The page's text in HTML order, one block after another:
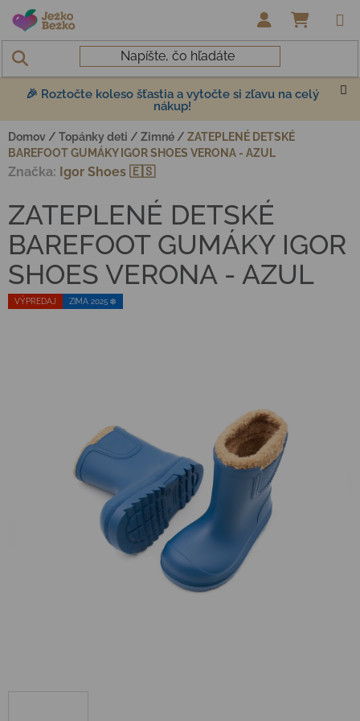
Prejsť na obsah
🎉 Roztočte koleso šťastia a vytočte si zľavu na celý
nákup!
Domov / Topánky deti / Zimné / ZATEPLENÉ DETSKÉ
BAREFOOT GUMÁKY IGOR SHOES VERONA - AZUL
VÝPREDAJ ZIMA 2025 ❄️
ZATEPLENÉ DETSKÉ
BAREFOOT GUMÁKY IGOR
SHOES VERONA - AZUL
Značka: Igor Shoes 🇪🇸